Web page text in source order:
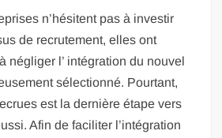
n’hésitent pas à investir
de recrutement, elles ont
négliger l’ intégration du nouvel
sélectionné. Pourtant,
est la dernière étape vers
Afin de faciliter l’intégration